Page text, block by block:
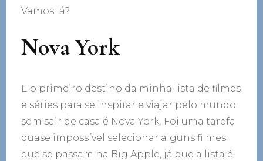
Vamos lá?
Nova York
E o primeiro destino da minha lista de filmes
e séries para se inspirar e viajar pelo mundo
sem sair de casa é Nova York. Foi uma tarefa
quase impossível selecionar alguns filmes
que se passam na Big Apple, já que a lista é